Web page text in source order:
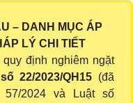
– DANH MỤC ÁP
LÝ CHI TIẾT
định nghiêm ngặt
22/2023/QH15 (đã
2024 và Luật số